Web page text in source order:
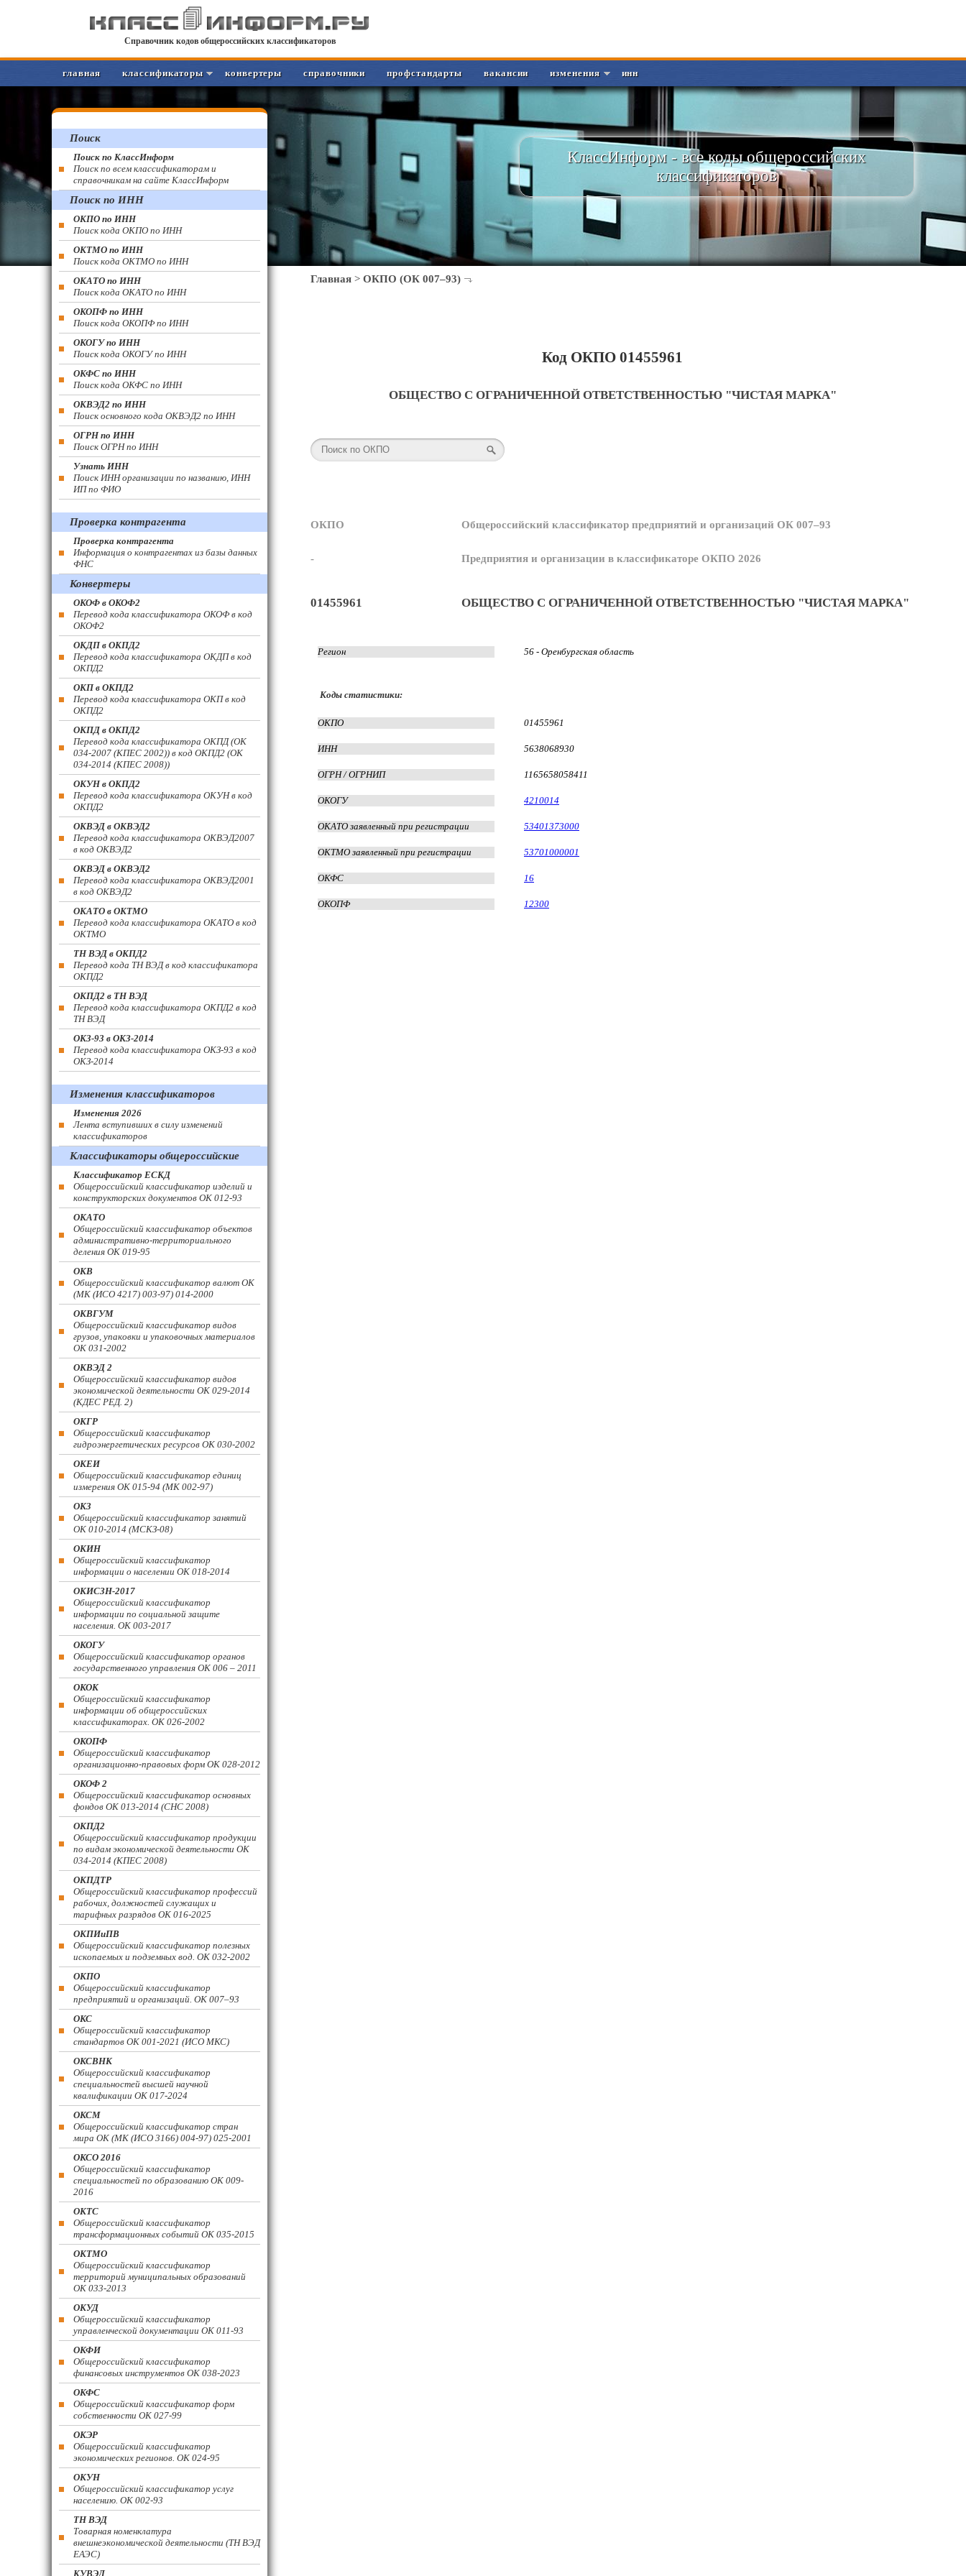
Справочник кодов общероссийских классификаторов
главная классификаторы конвертеры справочники профстандарты вакансии изменения инн
КлассИнформ - все коды общероссийских
классификаторов
Главная > ОКПО (ОК 007–93)
Код ОКПО 01455961
ОБЩЕСТВО С ОГРАНИЧЕННОЙ ОТВЕТСТВЕННОСТЬЮ "ЧИСТАЯ МАРКА"
ОКПО Общероссийский классификатор предприятий и организаций ОК 007–93
- Предприятия и организации в классификаторе ОКПО 2026
01455961 ОБЩЕСТВО С ОГРАНИЧЕННОЙ ОТВЕТСТВЕННОСТЬЮ "ЧИСТАЯ МАРКА"
Регион 56 - Оренбургская область
Коды статистики:
ОКПО 01455961
ИНН 5638068930
ОГРН / ОГРНИП 1165658058411
ОКОГУ 4210014
ОКАТО заявленный при регистрации 53401373000
ОКТМО заявленный при регистрации 53701000001
ОКФС 16
ОКОПФ 12300
Поиск
Поиск по КлассИнформ
Поиск по всем классификаторам и
справочникам на сайте КлассИнформ
Поиск по ИНН
ОКПО по ИНН
Поиск кода ОКПО по ИНН
ОКТМО по ИНН
Поиск кода ОКТМО по ИНН
ОКАТО по ИНН
Поиск кода ОКАТО по ИНН
ОКОПФ по ИНН
Поиск кода ОКОПФ по ИНН
ОКОГУ по ИНН
Поиск кода ОКОГУ по ИНН
ОКФС по ИНН
Поиск кода ОКФС по ИНН
ОКВЭД2 по ИНН
Поиск основного кода ОКВЭД2 по ИНН
ОГРН по ИНН
Поиск ОГРН по ИНН
Узнать ИНН
Поиск ИНН организации по названию, ИНН
ИП по ФИО
Проверка контрагента
Проверка контрагента
Информация о контрагентах из базы данных
ФНС
Конвертеры
ОКОФ в ОКОФ2
Перевод кода классификатора ОКОФ в код
ОКОФ2
ОКДП в ОКПД2
Перевод кода классификатора ОКДП в код
ОКПД2
ОКП в ОКПД2
Перевод кода классификатора ОКП в код
ОКПД2
ОКПД в ОКПД2
Перевод кода классификатора ОКПД (ОК
034-2007 (КПЕС 2002)) в код ОКПД2 (ОК
034-2014 (КПЕС 2008))
ОКУН в ОКПД2
Перевод кода классификатора ОКУН в код
ОКПД2
ОКВЭД в ОКВЭД2
Перевод кода классификатора ОКВЭД2007
в код ОКВЭД2
ОКВЭД в ОКВЭД2
Перевод кода классификатора ОКВЭД2001
в код ОКВЭД2
ОКАТО в ОКТМО
Перевод кода классификатора ОКАТО в код
ОКТМО
ТН ВЭД в ОКПД2
Перевод кода ТН ВЭД в код классификатора
ОКПД2
ОКПД2 в ТН ВЭД
Перевод кода классификатора ОКПД2 в код
ТН ВЭД
ОКЗ-93 в ОКЗ-2014
Перевод кода классификатора ОКЗ-93 в код
ОКЗ-2014
Изменения классификаторов
Изменения 2026
Лента вступивших в силу изменений
классификаторов
Классификаторы общероссийские
Классификатор ЕСКД
Общероссийский классификатор изделий и
конструкторских документов ОК 012-93
ОКАТО
Общероссийский классификатор объектов
административно-территориального
деления ОК 019-95
ОКВ
Общероссийский классификатор валют ОК
(МК (ИСО 4217) 003-97) 014-2000
ОКВГУМ
Общероссийский классификатор видов
грузов, упаковки и упаковочных материалов
ОК 031-2002
ОКВЭД 2
Общероссийский классификатор видов
экономической деятельности ОК 029-2014
(КДЕС РЕД. 2)
ОКГР
Общероссийский классификатор
гидроэнергетических ресурсов ОК 030-2002
ОКЕИ
Общероссийский классификатор единиц
измерения ОК 015-94 (МК 002-97)
ОКЗ
Общероссийский классификатор занятий
ОК 010-2014 (МСКЗ-08)
ОКИН
Общероссийский классификатор
информации о населении ОК 018-2014
ОКИСЗН-2017
Общероссийский классификатор
информации по социальной защите
населения. ОК 003-2017
ОКОГУ
Общероссийский классификатор органов
государственного управления ОК 006 – 2011
ОКОК
Общероссийский классификатор
информации об общероссийских
классификаторах. ОК 026-2002
ОКОПФ
Общероссийский классификатор
организационно-правовых форм ОК 028-2012
ОКОФ 2
Общероссийский классификатор основных
фондов ОК 013-2014 (СНС 2008)
ОКПД2
Общероссийский классификатор продукции
по видам экономической деятельности ОК
034-2014 (КПЕС 2008)
ОКПДТР
Общероссийский классификатор профессий
рабочих, должностей служащих и
тарифных разрядов ОК 016-2025
ОКПИиПВ
Общероссийский классификатор полезных
ископаемых и подземных вод. ОК 032-2002
ОКПО
Общероссийский классификатор
предприятий и организаций. ОК 007–93
ОКС
Общероссийский классификатор
стандартов ОК 001-2021 (ИСО МКС)
ОКСВНК
Общероссийский классификатор
специальностей высшей научной
квалификации ОК 017-2024
ОКСМ
Общероссийский классификатор стран
мира ОК (МК (ИСО 3166) 004-97) 025-2001
ОКСО 2016
Общероссийский классификатор
специальностей по образованию ОК 009-
2016
ОКТС
Общероссийский классификатор
трансформационных событий ОК 035-2015
ОКТМО
Общероссийский классификатор
территорий муниципальных образований
ОК 033-2013
ОКУД
Общероссийский классификатор
управленческой документации ОК 011-93
ОКФИ
Общероссийский классификатор
финансовых инструментов OK 038-2023
ОКФС
Общероссийский классификатор форм
собственности ОК 027-99
ОКЭР
Общероссийский классификатор
экономических регионов. ОК 024-95
ОКУН
Общероссийский классификатор услуг
населению. ОК 002-93
ТН ВЭД
Товарная номенклатура
внешнеэкономической деятельности (ТН ВЭД
ЕАЭС)
КУВЭД